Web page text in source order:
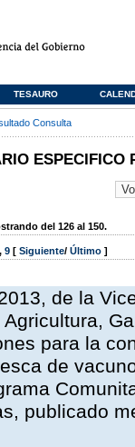
TESAURO
Consulta
ESPECIFICO
del 126 al 150.
, 9 [ Siguiente/ Último ]
de la
para la
de
publicado